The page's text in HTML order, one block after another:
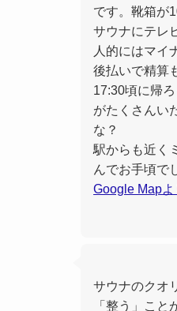
です。靴箱が
サウナにテレ
人的にはマイ
後払いで精算
17:30頃に帰
がたくさんい
な？
駅からも近く
んでお手頃で
Google Mapよ
サウナのクオ
「整う」こ